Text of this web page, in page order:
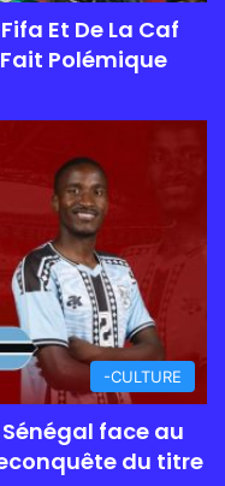
Et De La Caf
Polémique
-CULTURE
face au
du titre